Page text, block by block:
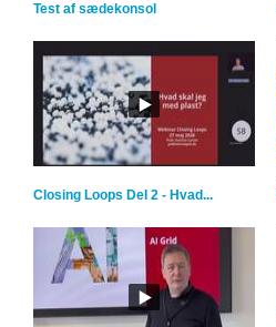
Test af sædekonsol
Closing Loops Del 2 - Hvad...